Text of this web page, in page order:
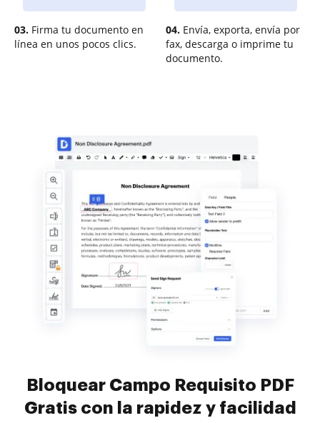
03. Firma tu documento en
línea en unos pocos clics.
04. Envía, exporta, envía por
fax, descarga o imprime tu
documento.
Bloquear Campo Requisito PDF
Gratis con la rapidez y facilidad